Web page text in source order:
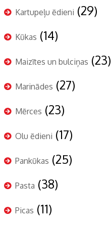
Kartupeļu ēdieni (29)
Kūkas (14)
Maizītes un bulciņas (23)
Marinādes (27)
Mērces (23)
Olu ēdieni (17)
Pankūkas (25)
Pasta (38)
Picas (11)